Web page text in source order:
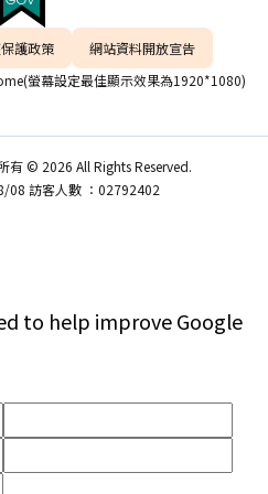
護政策
網站資料開放宣告
螢幕設定最佳顯示效果為1920*1080)
有 © 2026 All Rights Reserved.
08 訪客人數 ：02792402
to help improve Google